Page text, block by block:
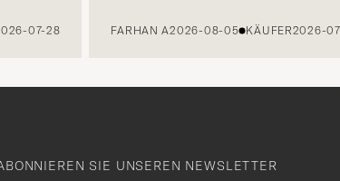
07-28 FARHAN A2026-08-05 KÄUFER2026-
SIE UNSEREN NEWSLETTER